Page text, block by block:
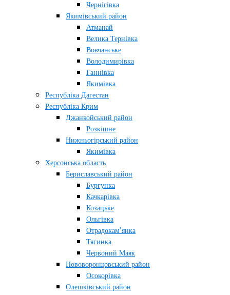
Чернігівка
Якимівський район
Атманай
Велика Тернівка
Вовчанське
Володимирівка
Ганнівка
Якимівка
Республіка Дагестан
Республіка Крим
Джанкойський район
Розкішне
Нижньогірський район
Якимівка
Херсонська область
Бериславський район
Бургунка
Качкарівка
Козацьке
Ольгівка
Отрадокам’янка
Тягинка
Червоний Маяк
Нововоронцовський район
Осокорівка
Олешківський район